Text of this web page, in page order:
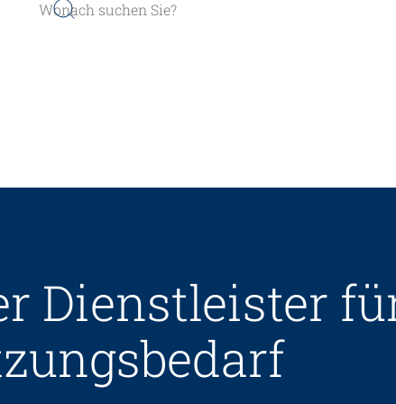
finden
Führung und
Kindheits- und
Pflege und Betreuung
Gastronomie und
Dienstleister